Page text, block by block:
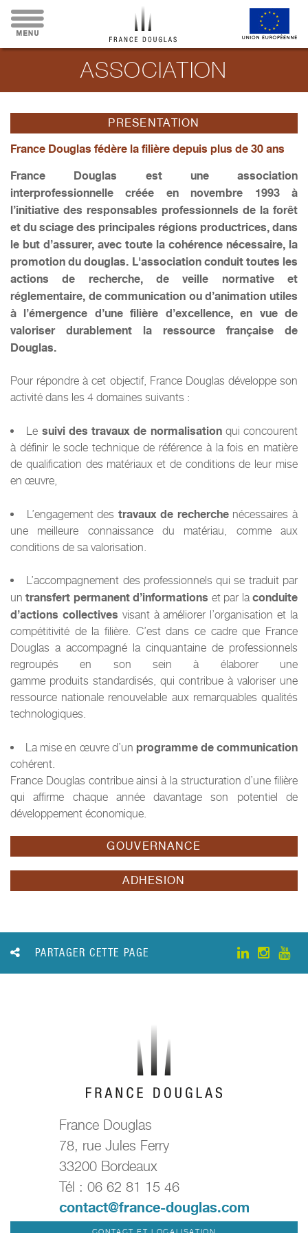
ASSOCIATION
PRESENTATION
France Douglas fédère la filière depuis plus de 30 ans
France Douglas est une association
interprofessionnelle créée en novembre 1993 à
l’initiative des responsables professionnels de la forêt
et du sciage des principales régions productrices, dans
le but d’assurer, avec toute la cohérence nécessaire, la
promotion du douglas. L'association conduit toutes les
actions de recherche, de veille normative et
réglementaire, de communication ou d’animation utiles
à l’émergence d’une filière d’excellence, en vue de
valoriser durablement la ressource française de
Douglas.
Pour répondre à cet objectif, France Douglas développe son
activité dans les 4 domaines suivants :
Le suivi des travaux de normalisationqui concourent
à définir le socle technique de référence à la fois en matière
de qualification des matériaux et de conditions de leur mise
en œuvre,
L’engagement des travaux de recherchenécessaires à
une meilleure connaissance du matériau, comme aux
conditions de sa valorisation.
L’accompagnement des professionnels qui se traduit par
untransfert permanent d’informations et par laconduite
d’actions collectives visant à améliorer l’organisation et la
compétitivité de la filière. C’est dans ce cadre que France
Douglas a accompagné la cinquantaine de professionnels
regroupés en son sein à élaborer une
gamme produits standardisés, qui contribue à valoriser une
ressource nationale renouvelable aux remarquables qualités
technologiques.
La mise en œuvre d’un programme de communication
cohérent.
France Douglas contribue ainsi à la structuration d’une filière
qui affirme chaque année davantage son potentiel de
développement économique.
GOUVERNANCE
ADHESION
PARTAGER CETTE PAGE
France Douglas
78, rue Jules Ferry
33200 Bordeaux
Tél : 06 62 81 15 46
contact@france-douglas.com